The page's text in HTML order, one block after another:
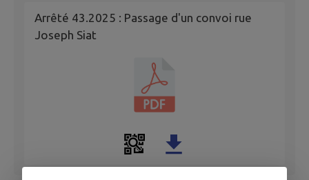
Arrêté 43.2025 : Passage d'un convoi rue
Joseph Siat